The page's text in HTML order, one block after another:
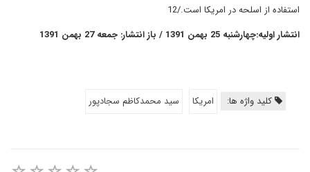
استفاده از اسلحه در امریکا است./12
انتشار اولیه:چهارشنبه 25 بهمن 1391 / باز انتشار: جمعه 27 بهمن 1391
کلید واژه ها: امریکا سيد محمدكاظم سجادپور